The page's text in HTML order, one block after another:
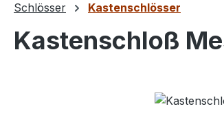
Schlösser Kastenschlösser
Kastenschloß